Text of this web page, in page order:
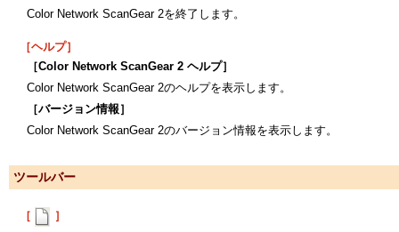
Color Network ScanGear 2を終了します。
［ヘルプ］
［Color Network ScanGear 2 ヘルプ］
Color Network ScanGear 2のヘルプを表示します。
［バージョン情報］
Color Network ScanGear 2のバージョン情報を表示します。
ツールバー
［
］